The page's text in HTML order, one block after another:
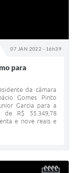
07 JAN 2022 - 16h39
para
da câmara
Gomes Pinto
Garcia para a
R$ 55.349,78
e nove reais e